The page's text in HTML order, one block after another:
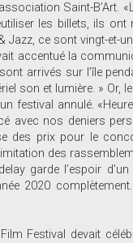
Saint-
les billets, ils
Jazz, ce sont vingt-et-
accentué la
arrivés sur l’île
son et lumière. »
festival annulé.
avec nos deniers
des prix pour le
des
garde l’espoir
2020
Festival devait